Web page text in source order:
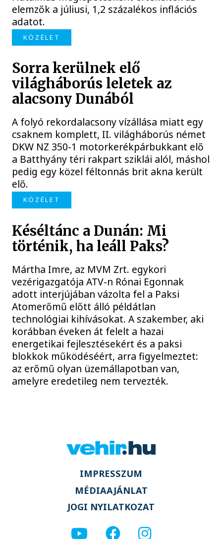
elemzők a júliusi, 1,2 százalékos inflációs
adatot.
KÖZÉLET
Sorra kerülnek elő
világháborús leletek az
alacsony Dunából
A folyó rekordalacsony vízállása miatt egy
csaknem komplett, II. világháborús német
DKW NZ 350-1 motorkerékpárbukkant elő
a Batthyány téri rakpart sziklái alól, máshol
pedig egy közel féltonnás brit akna került
elő.
KÖZÉLET
Késéltánc a Dunán: Mi
történik, ha leáll Paks?
Mártha Imre, az MVM Zrt. egykori
vezérigazgatója ATV-n Rónai Egonnak
adott interjújában vázolta fel a Paksi
Atomerőmű előtt álló példátlan
technológiai kihívásokat. A szakember, aki
korábban éveken át felelt a hazai
energetikai fejlesztésekért és a paksi
blokkok működéséért, arra figyelmeztet:
az erőmű olyan üzemállapotban van,
amelyre eredetileg nem tervezték.
IMPRESSZUM
MÉDIAAJÁNLAT
JOGI NYILATKOZAT